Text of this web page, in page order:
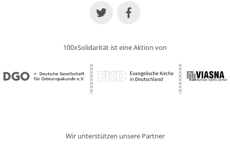
100xSolidarität ist eine Aktion von
Wir unterstützen unsere Partner